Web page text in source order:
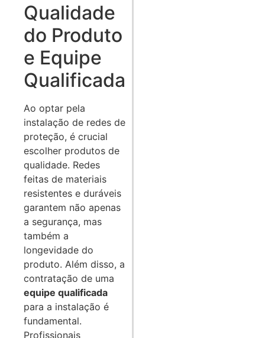
Qualidade
do Produto
e Equipe
Qualificada
Ao optar pela
instalação de redes de
proteção, é crucial
escolher produtos de
qualidade. Redes
feitas de materiais
resistentes e duráveis
garantem não apenas
a segurança, mas
também a
longevidade do
produto. Além disso, a
contratação de uma
equipe qualificada
para a instalação é
fundamental.
Profissionais